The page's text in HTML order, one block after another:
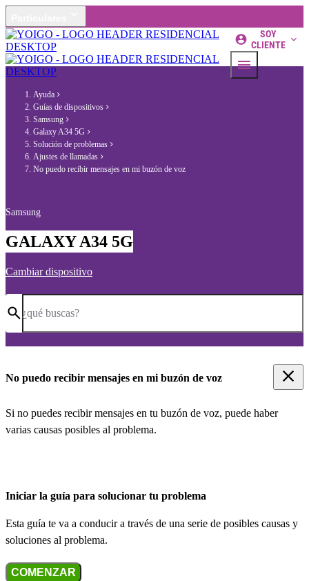
SOY
CLIENTE
Ayuda
Guías de dispositivos
Samsung
Galaxy A34 5G
Solución de problemas
Ajustes de llamadas
No puedo recibir mensajes en mi buzón de voz
Samsung
GALAXY A34 5G
Cambiar dispositivo
¿qué buscas?
No puedo recibir mensajes en mi buzón de voz
Si no puedes recibir mensajes en tu buzón de voz, puede haber
varias causas posibles al problema.
Iniciar la guía para solucionar tu problema
Esta guía te va a conducir a través de una serie de posibles causas y
soluciones al problema.
COMENZAR